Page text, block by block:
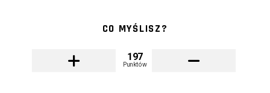
CO MYŚLISZ?
197
Punktów